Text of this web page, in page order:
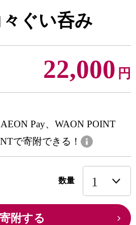
々ぐい呑み
22,000 円
Pay、WAON POINT
で寄附できる！
数量
寄附する